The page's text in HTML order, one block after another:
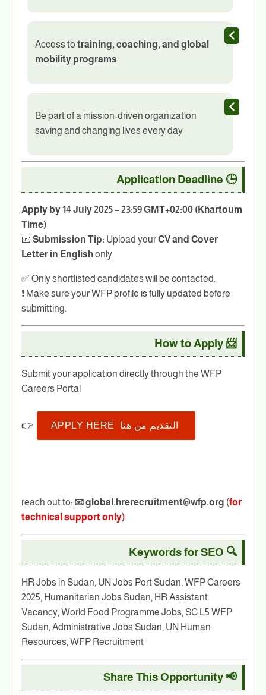
Access to training, coaching, and global
mobility programs
Be part of a mission-driven organization
saving and changing lives every day
🕒 Application Deadline
Apply by 14 July 2025 – 23:59 GMT+02:00 (Khartoum
Time)
📧 Submission Tip: Upload yourCV and Cover
Letter in Englishonly.
✅ Only shortlisted candidates will be contacted.
❗ Make sure your WFP profile is fully updated before
submitting.
📨 How to Apply
Submit your application directly through the WFP
Careers Portal
👉
reach out to: 📧 global.hrerecruitment@wfp.org (for
technical support only)
🔍 Keywords for SEO
HR Jobs in Sudan, UN Jobs Port Sudan, WFP Careers
2025, Humanitarian Jobs Sudan, HR Assistant
Vacancy, World Food Programme Jobs, SC L5 WFP
Sudan, Administrative Jobs Sudan, UN Human
Resources, WFP Recruitment
📢 Share This Opportunity